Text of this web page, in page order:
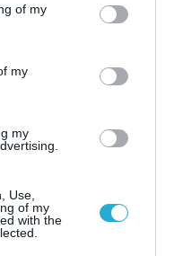
You may click to
its third-party tags to
in below Google
of my
my
my
Use,
of my
with the
πεθαίνουν
19